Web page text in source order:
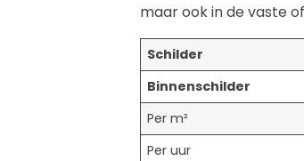
maar ook in de vaste
Schilder
Binnenschilder
Per m²
Per uur